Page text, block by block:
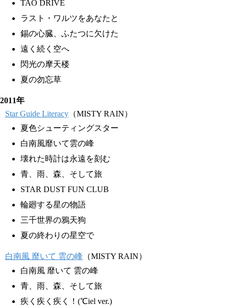
TAO DRIVE
ラスト・ワルツをあなたと
錫の心臓、ふたつに欠けた
遠く続く空へ
閃光の摩天楼
夏の勿忘草
2011年
Star Guide Literacy （MISTY RAIN）
夏色シューティングスター
白南風靡いて雲の峰
壊れた時計は永遠を刻む
青、雨、森、そして旅
STAR DUST FUN CLUB
輪廻する星の物語
三千世界の鴉天狗
夏の終わりの星空で
白南風 靡いて 雲の峰 （MISTY RAIN）
白南風 靡いて 雲の峰
青、雨、森、そして旅
疾く疾く疾く！(℃iel ver.)